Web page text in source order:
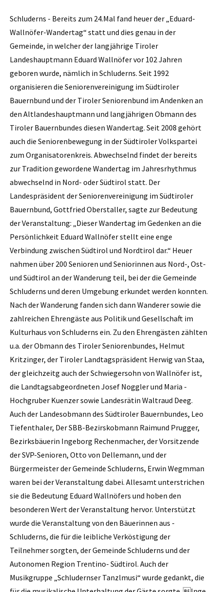
Schluderns - Bereits zum 24.Mal fand heuer der „Eduard-
Wallnöfer-Wandertag“ statt und dies genau in der
Gemeinde, in welcher der langjährige Tiroler
Landeshauptmann Eduard Wallnöfer vor 102 Jahren
geboren wurde, nämlich in Schluderns. Seit 1992
organisieren die Seniorenvereinigung im Südtiroler
Bauernbund und der Tiroler Seniorenbund im Andenken an
den Altlandeshauptmann und langjährigen Obmann des
Tiroler Bauernbundes diesen Wandertag. Seit 2008 gehört
auch die Seniorenbewegung in der Südtiroler Volkspartei
zum Organisatorenkreis. Abwechselnd findet der bereits
zur Tradition gewordene Wandertag im Jahresrhythmus
abwechselnd in Nord- oder Südtirol statt. Der
Landespräsident der Seniorenvereinigung im Südtiroler
Bauernbund, Gottfried Oberstaller, sagte zur Bedeutung
der Veranstaltung: „Dieser Wandertag im Gedenken an die
Persönlichkeit Eduard Wallnöfer stellt eine enge
Verbindung zwischen Südtirol und Nordtirol dar.“ Heuer
nahmen über 200 Senioren und Seniorinnen aus Nord-, Ost-
und Südtirol an der Wanderung teil, bei der die Gemeinde
Schluderns und deren Umgebung erkundet werden konnten.
Nach der Wanderung fanden sich dann Wanderer sowie die
zahlreichen Ehrengäste aus Politik und Gesellschaft im
Kulturhaus von Schluderns ein. Zu den Ehrengästen zählten
u.a. der Obmann des Tiroler Seniorenbundes, Helmut
Kritzinger, der Tiroler Landtagspräsident Herwig van Staa,
der gleichzeitg auch der Schwiegersohn von Wallnöfer ist,
die Landtagsabgeordneten Josef Noggler und Maria ­
Hochgruber Kuenzer sowie Landesrätin Waltraud Deeg.
Auch der Landesobmann des Südtiroler Bauernbundes, Leo
Tiefenthaler, Der SBB-Bezirskobmann Raimund Prugger,
Bezirksbäuerin Ingeborg Rechenmacher, der Vorsitzende
der SVP-Senioren, Otto von Dellemann, und der
Bürgermeister der Gemeinde Schluderns, Erwin Wegmman
waren bei der Veranstaltung dabei. Allesamt unterstrichen
sie die Bedeutung Eduard Wallnöfers und hoben den
besonderen Wert der Veranstaltung hervor. Unterstützt
wurde die Veranstaltung von den Bäuerinnen aus ­
Schluderns, die für die leibliche Verköstigung der
Teilnehmer sorgten, der Gemeinde Schluderns und der
Autonomen Region Trentino- Südtirol. Auch der
Musikgruppe „Schludernser Tanzlmusi“ wurde gedankt, die